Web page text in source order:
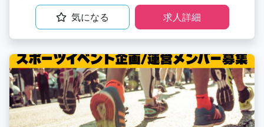
気になる 求人詳細